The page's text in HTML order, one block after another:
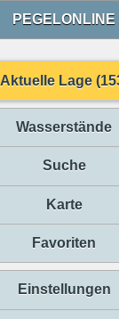
PEGELONLINE
Aktuelle Lage
Wasserstände
Suche
Karte
Favoriten
Einstellungen